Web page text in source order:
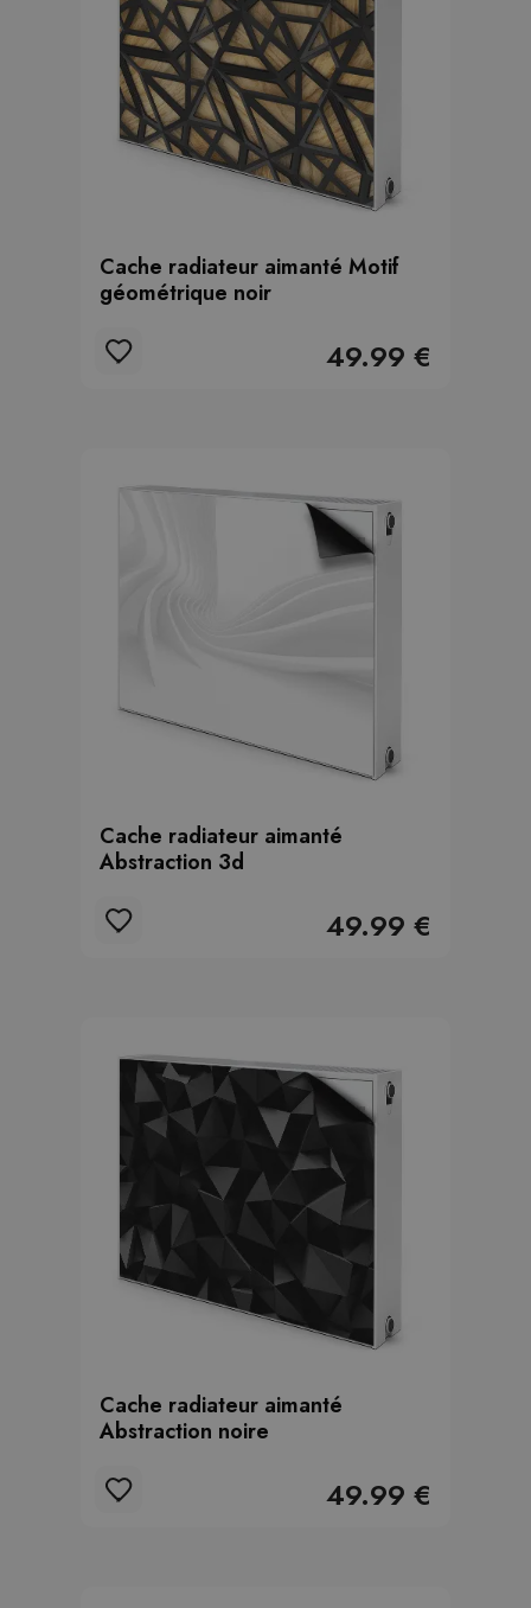
Cache radiateur aimanté Motif
géométrique noir
49.99 €
Cache radiateur aimanté
Abstraction 3d
49.99 €
Cache radiateur aimanté
Abstraction noire
49.99 €